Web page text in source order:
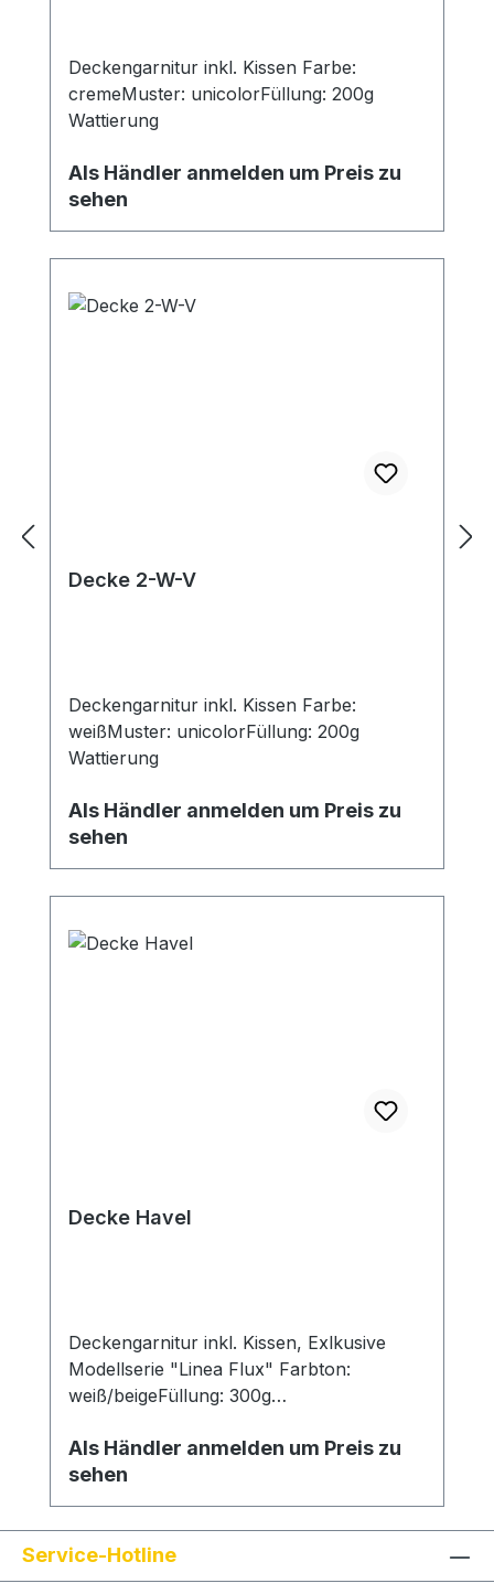
Deckengarnitur inkl. Kissen Farbe:
cremeMuster: unicolorFüllung: 200g
Wattierung
Als Händler anmelden um Preis zu
sehen
Decke 2-W-V
Deckengarnitur inkl. Kissen Farbe:
weißMuster: unicolorFüllung: 200g
Wattierung
Als Händler anmelden um Preis zu
sehen
Decke Havel
Deckengarnitur inkl. Kissen, Exlkusive
Modellserie "Linea Flux" Farbton:
weiß/beigeFüllung: 300g
Als Händler anmelden um Preis zu
sehen
Service-Hotline